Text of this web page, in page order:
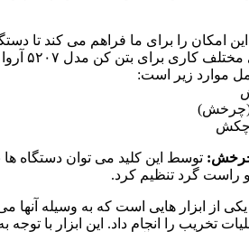
این امکان را برای ما فراهم می کند تا
در سه حالت های مختلف کاری برای بتن کن مدل ۵۲۰۷ آروا
موارد زیر است:
(چرخش)
چکش
چرخش: توسط این کلید می توان دستگاه ها
گرد تنظیم کرد.
از ابزار هایی است که به وسیله آنها
تخریب را انجام داد. این ابزار با توجه